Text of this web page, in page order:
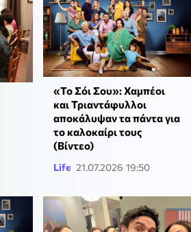
«Το Σόι Σου»: Χαμπέοι
και Τριαντάφυλλοι
αποκάλυψαν τα πάντα για
το καλοκαίρι τους
(Βίντεο)
Life 21.07.2026 19:50